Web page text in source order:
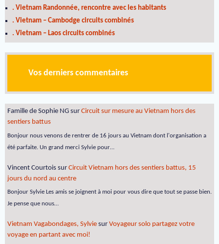
. Vietnam Randonnée, rencontre avec les habitants
. Vietnam – Cambodge circuits combinés
. Vietnam – Laos circuits combinés
Vos derniers commentaires
Famille de Sophie NG sur Circuit sur mesure au Vietnam hors des
sentiers battus
Bonjour nous venons de rentrer de 16 jours au Vietnam dont l'organisation a
été parfaite. Un grand merci Sylvie pour…
Vincent Courtois sur Circuit Vietnam hors des sentiers battus, 15
jours du nord au centre
Bonjour Sylvie Les amis se joignent à moi pour vous dire que tout se passe bien.
Je pense que nous…
Vietnam Vagabondages, Sylvie sur Voyageur solo partagez votre
voyage en partant avec moi!